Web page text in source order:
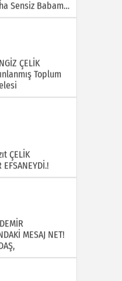
Sensiz Babam…
ÇELİK
Toplum
ÇELİK
EFSANEYDİ.!
MESAJ NET!